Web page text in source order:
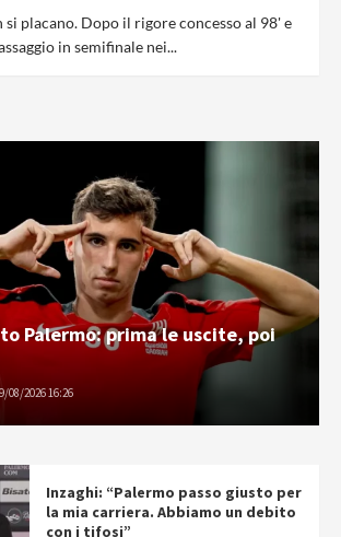
si placano. Dopo il rigore concesso al 98' e
in semifinale nei...
Palermo: prima le uscite, poi
08/2026 16:26
Inzaghi: “Palermo passo giusto per
la mia carriera. Abbiamo un debito
con i tifosi”